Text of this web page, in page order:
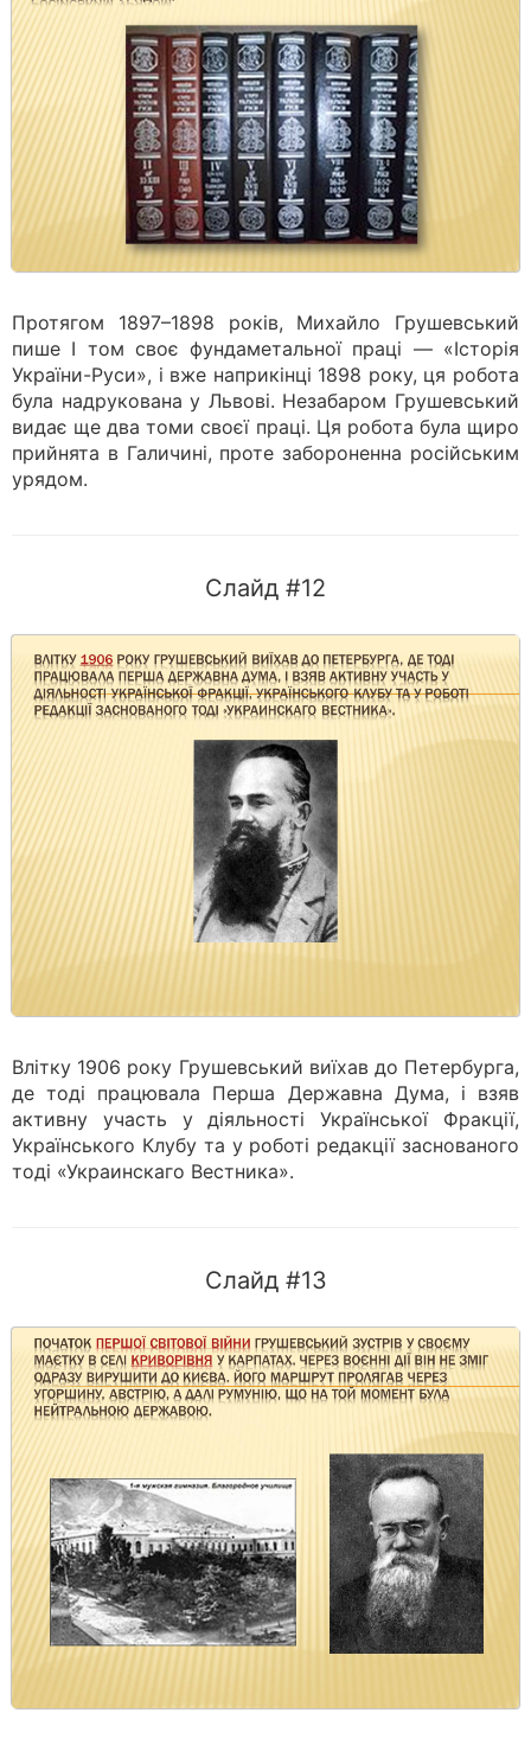
Протягом 1897–1898 років, Михайло Грушевський
пише І том своє фундаметальної праці — «Історія
України-Руси», і вже наприкінці 1898 року, ця робота
була надрукована у Львові. Незабаром Грушевський
видає ще два томи своєї праці. Ця робота була щиро
прийнята в Галичині, проте забороненна російським
урядом.
Слайд #12
Влітку 1906 року Грушевський виїхав до Петербурга,
де тоді працювала Перша Державна Дума, і взяв
активну участь у діяльності Української Фракції,
Українського Клубу та у роботі редакції заснованого
тоді «Украинскаго Вестника».
Слайд #13